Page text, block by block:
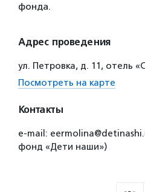
фонда.
Адрес проведения
ул. Петровка, д. 11, отель
Посмотреть на карте
Контакты
e-mail:
фонд «Дети наши»)